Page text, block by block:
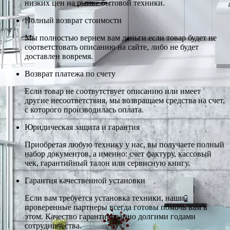
низких цен на рынке бытовой техники.
Полный возврат стоимости
Мы полностью вернем вам деньги если товар будет не
соответстовать описанию на сайте, либо не будет
доставлен вовремя.
Возврат платежа по счету
Если товар не соотвутствует описанию или имеет
другие несоответствия, мы возвращаем средства на счет,
с которого производилась оплата.
Юридическая защита и гарантия
Приобретая любую технику у нас, вы получаете полный
набор документов, а именно: счет фактуру, кассовый
чек, гарантийный талон или сервисную книгу.
Гарантия качественной установки
Если вам требуется установка техники, наши
проверенные партнеры всегда готовы помочь вам в
этом. Качество гарантированно долгими годами
сотрудничества.